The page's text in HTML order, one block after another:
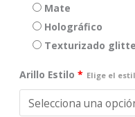
Mate
Holográfico
Texturizado
Arillo Estilo * Elige el